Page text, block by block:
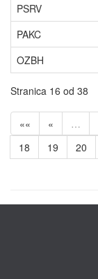
PSRV
PAKC
OZBH
Stranica 16 od 38
«« « …
18
19 20